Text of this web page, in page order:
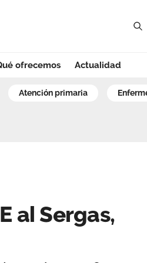
ofrecemos Actualidad
al
atención primaria
al Sergas,